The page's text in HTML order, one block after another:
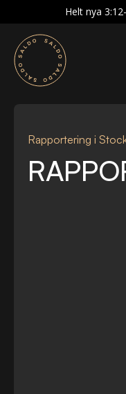
Helt nya
Rapportering i